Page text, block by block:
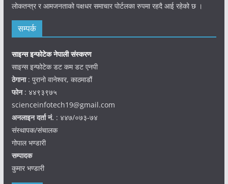
लोकतन्त्र र आमजनताको पक्षधर समाचार पोर्टलका रुपमा रहदै आई रहेको छ ।
सम्पर्क
साइन्स इन्फोटेक नेपाली संस्करण
साइन्स इन्फोटेक डट कम डट एनपी
ठेगाना: पुरानो वानेश्वर, काठमाडौं
फोन: ४४९३९७५
scienceinfotech19@gmail.com
अनलाइन दर्ता नं. : ४४७/०७३-७४
संस्थापक/संचालक
गोपाल भण्डारी
सम्पादक
कुमार भण्डारी